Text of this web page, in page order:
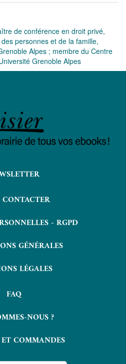
de conférence en droit privé,
personnes et de la famille,
Alpes ; membre du Centre
Grenoble Alpes
- RGPD
GÉNÉRALES
LÉGALES
FAQ
NOUS ?
COMMANDES